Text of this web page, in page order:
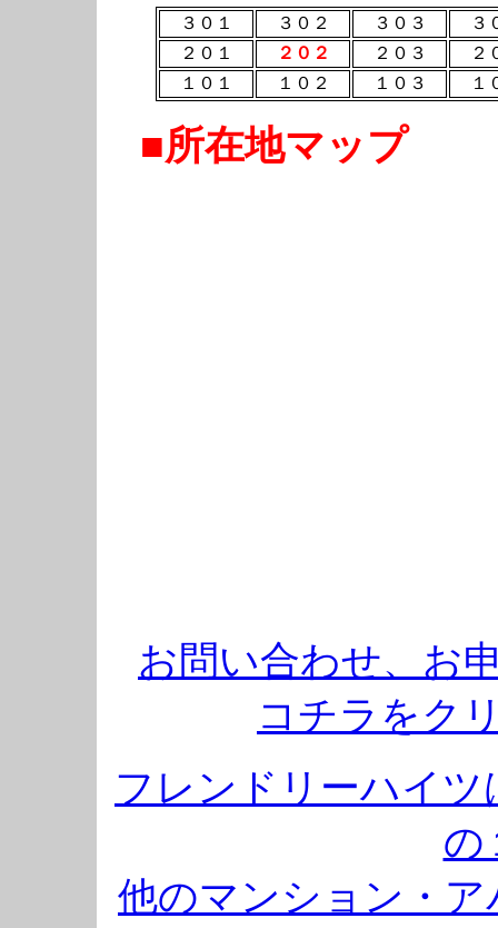
３０１ ３０２ ３０３
３
２０１
２０２ ２０３
２
１０１
１０２ １０３ １
■所在地マップ
お問い合わせ、お
コチラをク
フレンドリーハイ
の
他のマンション・